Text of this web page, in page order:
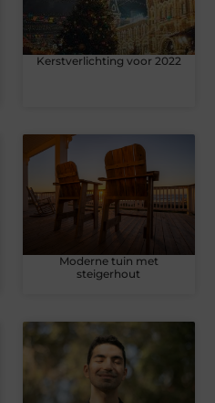
Kerstverlichting voor 2022
Moderne tuin met
steigerhout